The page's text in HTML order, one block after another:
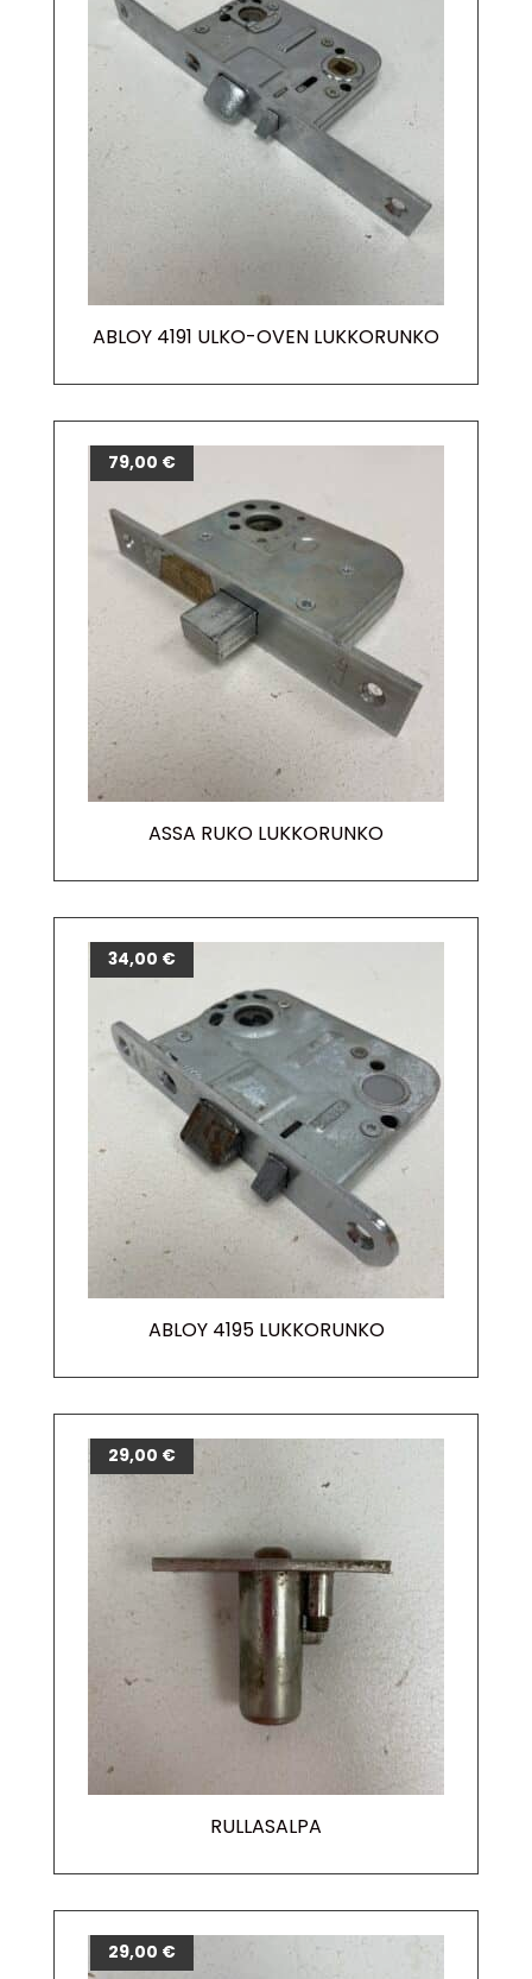
ABLOY 4191 ULKO-OVEN LUKKORUNKO
ASSA RUKO LUKKORUNKO
79,00 €
ABLOY 4195 LUKKORUNKO
34,00 €
RULLASALPA
29,00 €
29,00 €